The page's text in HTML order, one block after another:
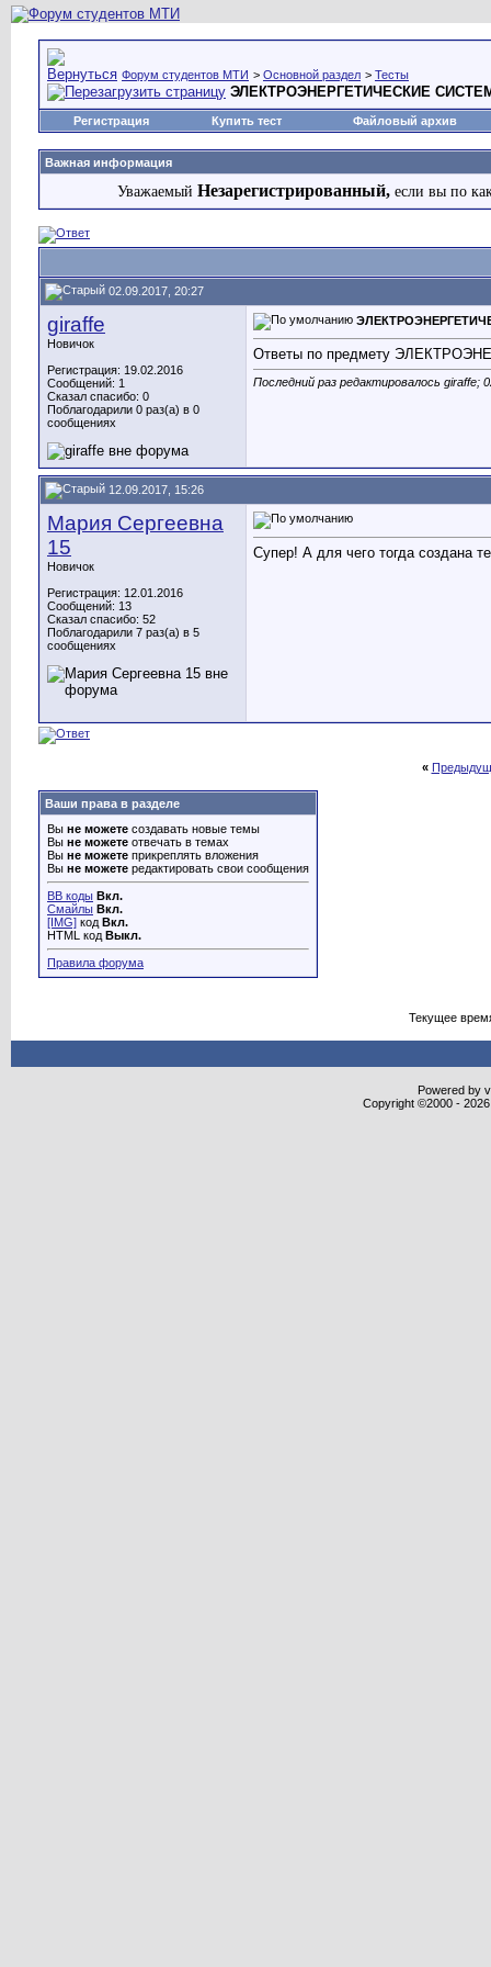
Форум студентов МТИ > Основной раздел > Тесты
ЭЛЕКТРОЭНЕРГЕТИЧЕСКИЕ
Регистрация Купить тест Файловый архив
Важная информация
Уважаемый Незарегистрированный, если вы по
02.09.2017, 20:27
giraffe
Новичок
Регистрация: 19.02.2016
Сообщений: 1
Сказал спасибо: 0
Поблагодарили 0 раз(а) в 0
сообщениях
Ответы по предмету
Последний раз редактировалось giraffe;
12.09.2017, 15:26
Мария Сергеевна
15
Новичок
Регистрация: 12.01.2016
Сообщений: 13
Сказал спасибо: 52
Поблагодарили 7 раз(а) в 5
сообщениях
Супер! А для чего тогда создана
«
Ваши права в разделе
Вы не можете создавать новые темы
Вы не можете отвечать в темах
Вы не можете прикреплять вложения
Вы не можете редактировать свои сообщения
BB коды Вкл.
Смайлы Вкл.
[IMG] код Вкл.
HTML код Выкл.
Правила форума
Текущее
Powered by
Copyright ©2000 -